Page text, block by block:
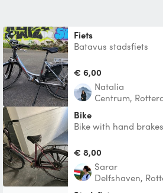
Fiets
Batavus stadsfiets
€ 6,00
Natalia
Centrum,
Bike
Bike with hand
tall.
€ 8,00
Sarar
Delfshaven,